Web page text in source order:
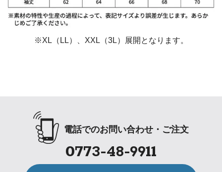
※XL（LL）、XXL（3L）展開となります。
電話でのお問い合わせ・ご注文
0773-48-9911